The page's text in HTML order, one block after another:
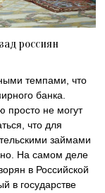
россиян
темпами, что
банка.
просто не могут
что для
займами
На самом деле
в Российской
в государстве